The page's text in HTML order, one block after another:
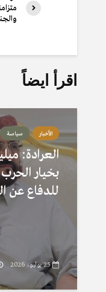
اقرأ ايضاً
الأخبار سياسة
العرادة:
بخيار
للدفاع عن
25 يوليو، 2026